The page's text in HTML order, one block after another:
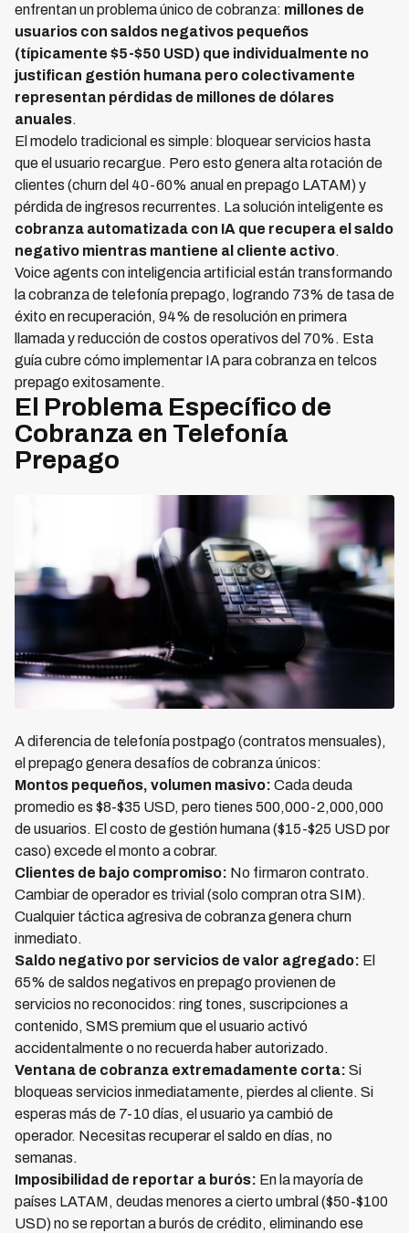
enfrentan un problema único de cobranza: millones de
usuarios con saldos negativos pequeños
(típicamente $5-$50 USD) que individualmente no
justifican gestión humana pero colectivamente
representan pérdidas de millones de dólares
anuales.
El modelo tradicional es simple: bloquear servicios hasta
que el usuario recargue. Pero esto genera alta rotación de
clientes (churn del 40-60% anual en prepago LATAM) y
pérdida de ingresos recurrentes. La solución inteligente es
cobranza automatizada con IA que recupera el saldo
negativo mientras mantiene al cliente activo.
Voice agents con inteligencia artificial están transformando
la cobranza de telefonía prepago, logrando 73% de tasa de
éxito en recuperación, 94% de resolución en primera
llamada y reducción de costos operativos del 70%. Esta
guía cubre cómo implementar IA para cobranza en telcos
prepago exitosamente.
El Problema Específico de
Cobranza en Telefonía
Prepago
A diferencia de telefonía postpago (contratos mensuales),
el prepago genera desafíos de cobranza únicos:
Montos pequeños, volumen masivo: Cada deuda
promedio es $8-$35 USD, pero tienes 500,000-2,000,000
de usuarios. El costo de gestión humana ($15-$25 USD por
caso) excede el monto a cobrar.
Clientes de bajo compromiso: No firmaron contrato.
Cambiar de operador es trivial (solo compran otra SIM).
Cualquier táctica agresiva de cobranza genera churn
inmediato.
Saldo negativo por servicios de valor agregado: El
65% de saldos negativos en prepago provienen de
servicios no reconocidos: ring tones, suscripciones a
contenido, SMS premium que el usuario activó
accidentalmente o no recuerda haber autorizado.
Ventana de cobranza extremadamente corta: Si
bloqueas servicios inmediatamente, pierdes al cliente. Si
esperas más de 7-10 días, el usuario ya cambió de
operador. Necesitas recuperar el saldo en días, no
semanas.
Imposibilidad de reportar a burós: En la mayoría de
países LATAM, deudas menores a cierto umbral ($50-$100
USD) no se reportan a burós de crédito, eliminando ese